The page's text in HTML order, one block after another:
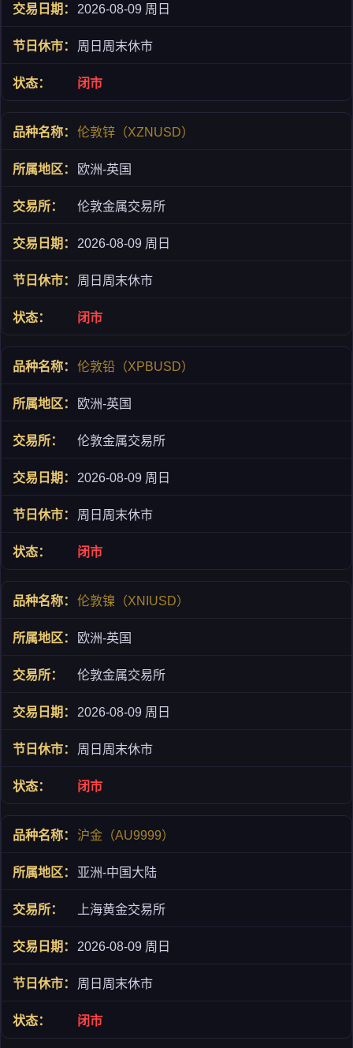
2026-08-09 周日
周日周末休市
闭市
伦敦锌（XZNUSD）
欧洲-英国
伦敦金属交易所
2026-08-09 周日
周日周末休市
闭市
伦敦铅（XPBUSD）
欧洲-英国
伦敦金属交易所
2026-08-09 周日
周日周末休市
闭市
伦敦镍（XNIUSD）
欧洲-英国
伦敦金属交易所
2026-08-09 周日
周日周末休市
闭市
沪金（AU9999）
亚洲-中国大陆
上海黄金交易所
2026-08-09 周日
周日周末休市
闭市